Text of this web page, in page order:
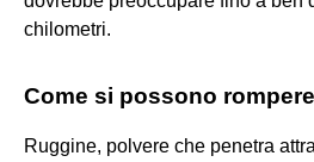
chilometri.
Come si possono
Ruggine, polvere che penetra